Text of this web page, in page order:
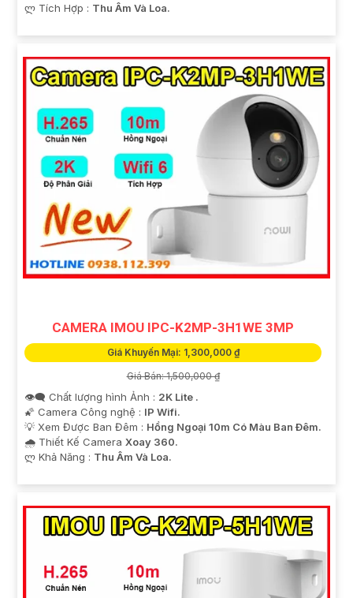
️ლ Tích Hợp : Thu Âm Và Loa.
CAMERA IMOU IPC-K2MP-3H1WE 3MP
Giá Khuyến Mại: 1,300,000 ₫
Giá Bán: 1,500,000 ₫
👁️‍🗨 Chất lượng hình Ảnh : 2K Lite .
🌠 Camera Công nghệ : IP Wifi.
💡 Xem Được Ban Đêm : Hồng Ngoại 10m Có Màu Ban Ðêm.
🌧️ Thiết Kế Camera Xoay 360.
️ლ Khả Năng : Thu Âm Và Loa.